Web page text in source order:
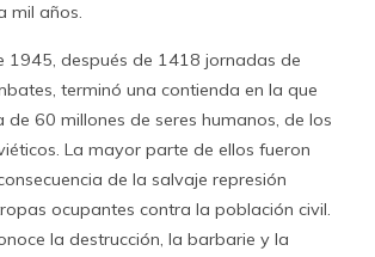
mil años.
1945, después de 1418 jornadas de
terminó una contienda en la que
de 60 millones de seres humanos, de los
La mayor parte de ellos fueron
de la salvaje represión
ocupantes contra la población civil.
la destrucción, la barbarie y la